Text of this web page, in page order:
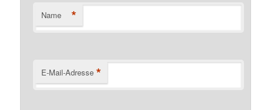
Name *
E-Mail-Adresse *